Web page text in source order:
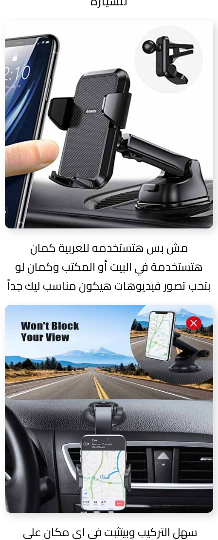
مش بس هتستخدمه للعربية كمان
هتستخدمة في البيت أو المكتب وكمان لو
بتحب تصور فيديوهات هيكون مناسب ليك جداً